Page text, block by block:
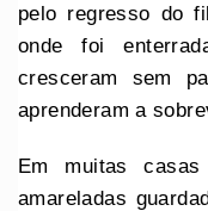
pelo regresso do
onde foi
cresceram sem
aprenderam a
Em muitas casas
amareladas